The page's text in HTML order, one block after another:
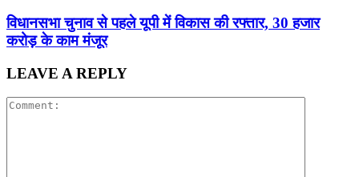
विधानसभा चुनाव से पहले यूपी में विकास की रफ्तार, 30 हजार
करोड़ के काम मंजूर
LEAVE A REPLY